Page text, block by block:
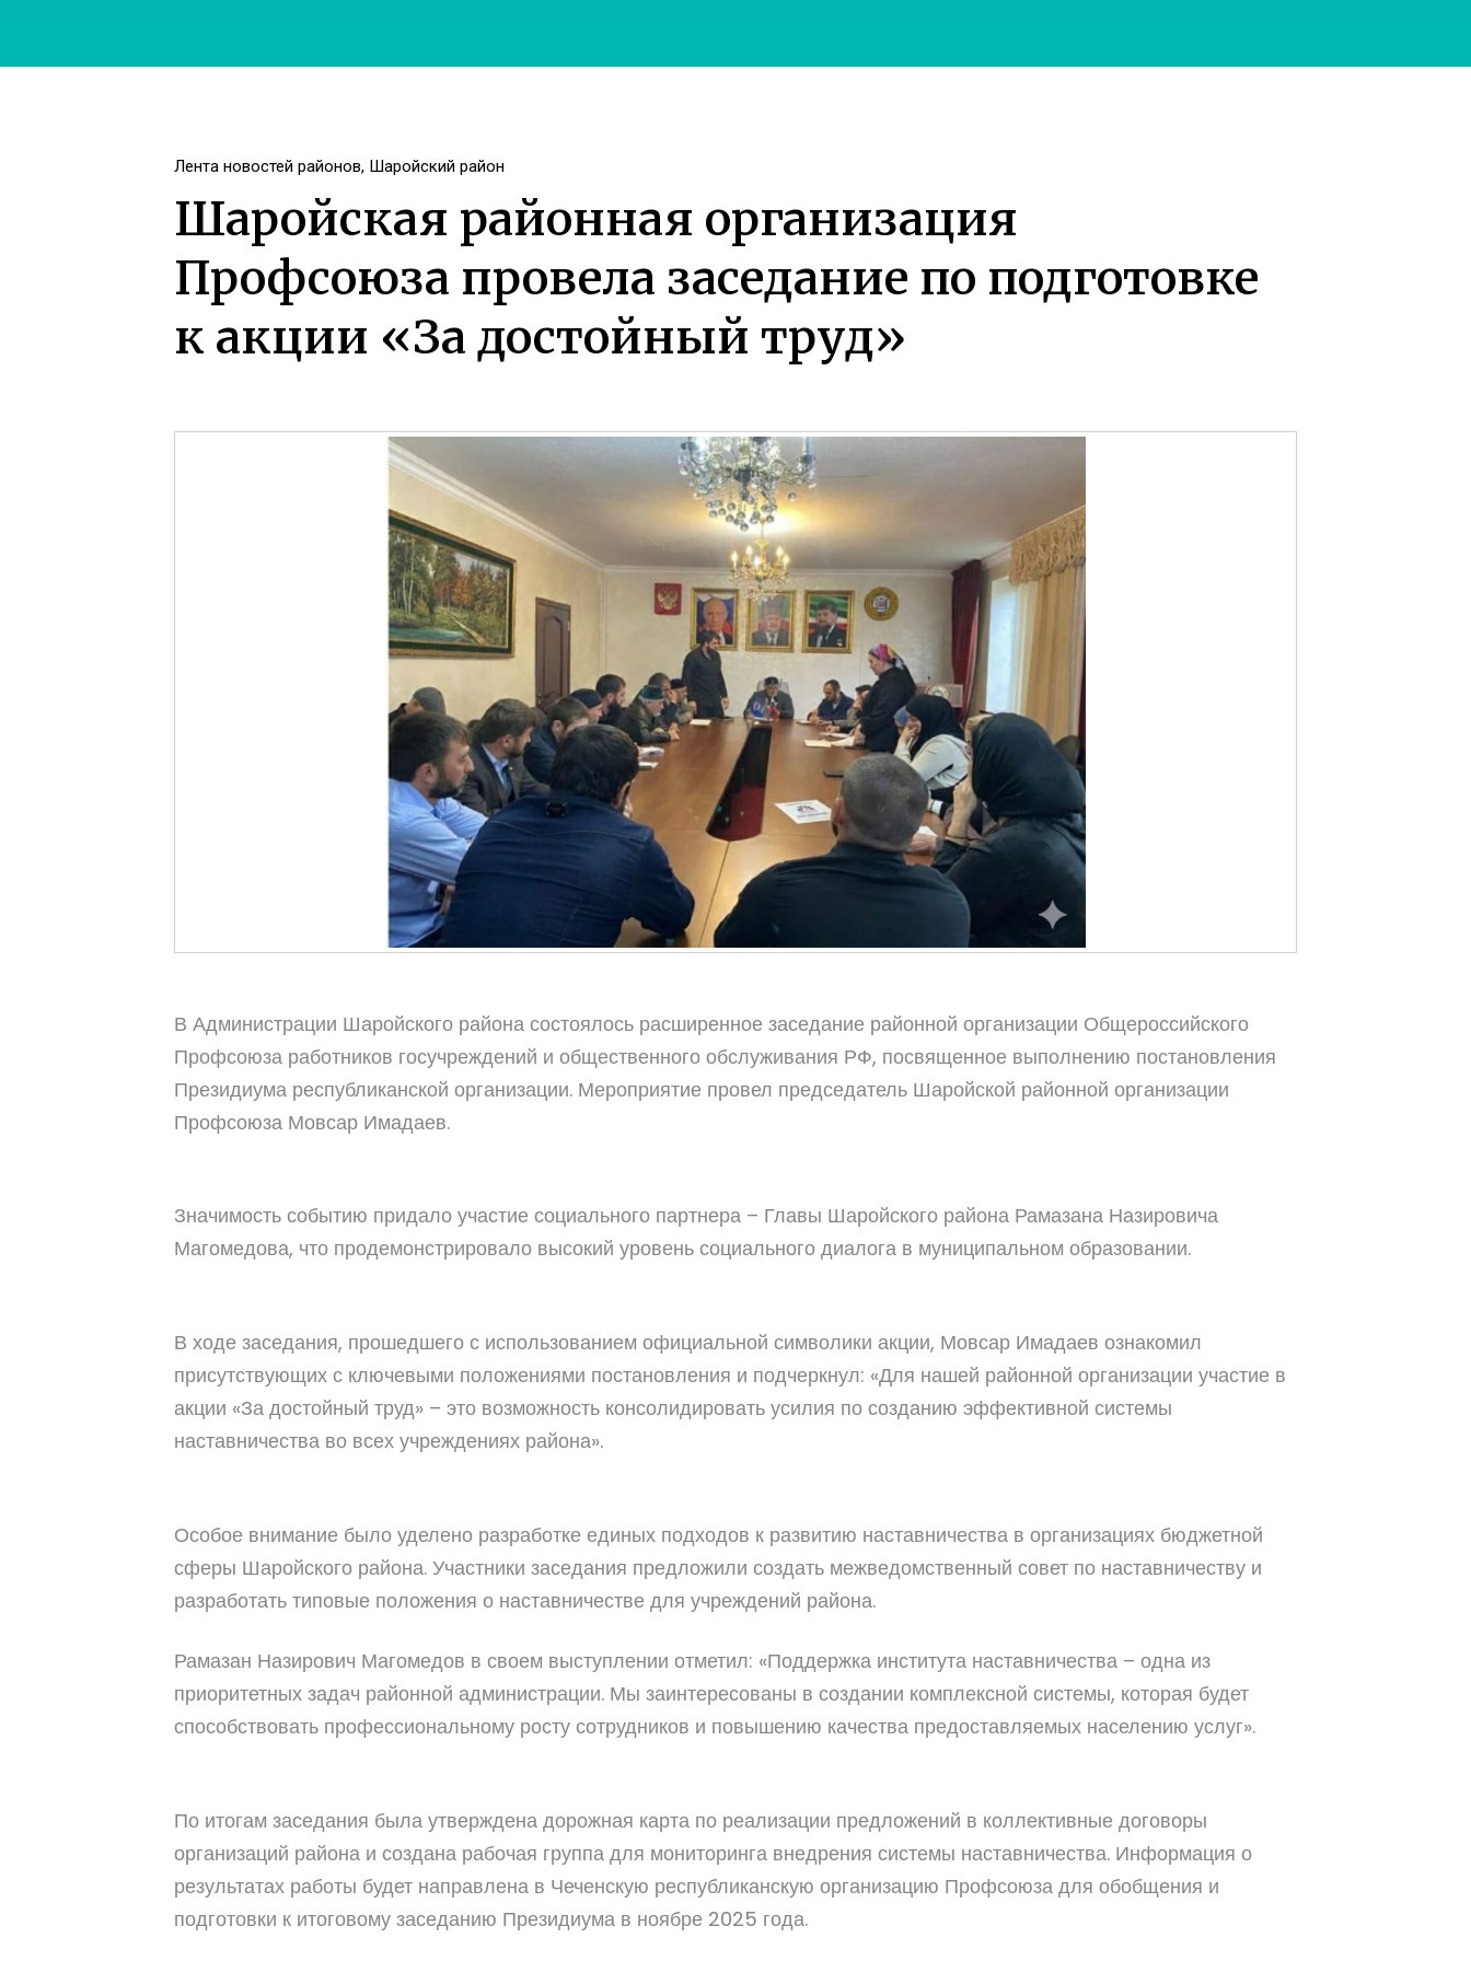
Лента новостей районов, Шаройский район
Шаройская районная организация
Профсоюза провела заседание по подготовке
к акции «За достойный труд»
В Администрации Шаройского района состоялось расширенное заседание районной организации Общероссийского
Профсоюза работников госучреждений и общественного обслуживания РФ, посвященное выполнению постановления
Президиума республиканской организации. Мероприятие провел председатель Шаройской районной организации
Профсоюза Мовсар Имадаев.
Значимость событию придало участие социального партнера – Главы Шаройского района Рамазана Назировича
Магомедова, что продемонстрировало высокий уровень социального диалога в муниципальном образовании.
В ходе заседания, прошедшего с использованием официальной символики акции, Мовсар Имадаев ознакомил
присутствующих с ключевыми положениями постановления и подчеркнул: «Для нашей районной организации участие в
акции «За достойный труд» – это возможность консолидировать усилия по созданию эффективной системы
наставничества во всех учреждениях района».
Особое внимание было уделено разработке единых подходов к развитию наставничества в организациях бюджетной
сферы Шаройского района. Участники заседания предложили создать межведомственный совет по наставничеству и
разработать типовые положения о наставничестве для учреждений района.
Рамазан Назирович Магомедов в своем выступлении отметил: «Поддержка института наставничества – одна из
приоритетных задач районной администрации. Мы заинтересованы в создании комплексной системы, которая будет
способствовать профессиональному росту сотрудников и повышению качества предоставляемых населению услуг».
По итогам заседания была утверждена дорожная карта по реализации предложений в коллективные договоры
организаций района и создана рабочая группа для мониторинга внедрения системы наставничества. Информация о
результатах работы будет направлена в Чеченскую республиканскую организацию Профсоюза для обобщения и
подготовки к итоговому заседанию Президиума в ноябре 2025 года.